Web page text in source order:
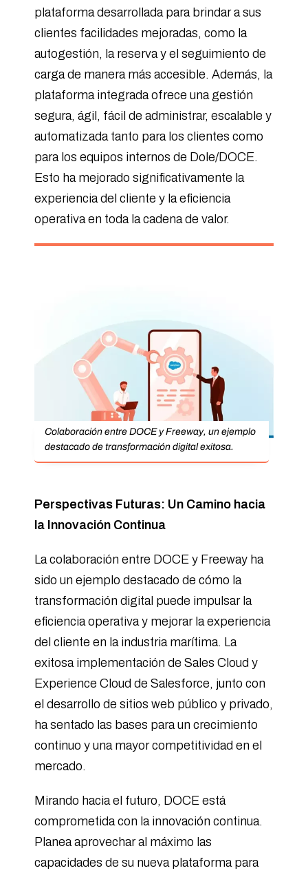
plataforma desarrollada para brindar a sus
clientes facilidades mejoradas, como la
autogestión, la reserva y el seguimiento de
carga de manera más accesible. Además, la
plataforma integrada ofrece una gestión
segura, ágil, fácil de administrar, escalable y
automatizada tanto para los clientes como
para los equipos internos de Dole/DOCE.
Esto ha mejorado significativamente la
experiencia del cliente y la eficiencia
operativa en toda la cadena de valor.
Colaboración entre DOCE y Freeway, un ejemplo
destacado de transformación digital exitosa.
Perspectivas Futuras: Un Camino hacia
la Innovación Continua
La colaboración entre DOCE y Freeway ha
sido un ejemplo destacado de cómo la
transformación digital puede impulsar la
eficiencia operativa y mejorar la experiencia
del cliente en la industria marítima. La
exitosa implementación de Sales Cloud y
Experience Cloud de Salesforce, junto con
el desarrollo de sitios web público y privado,
ha sentado las bases para un crecimiento
continuo y una mayor competitividad en el
mercado.
Mirando hacia el futuro, DOCE está
comprometida con la innovación continua.
Planea aprovechar al máximo las
capacidades de su nueva plataforma para